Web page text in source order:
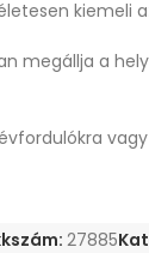
kiemeli
megállja a
27885